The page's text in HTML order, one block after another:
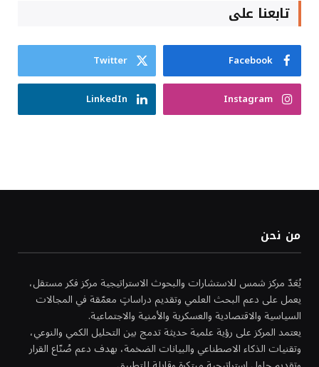
تابعنا على
Facebook
Twitter
Instagram
LinkedIn
من نحن
يُعَدّ مركز شمس للاستشارات والبحوث الاستراتيجية مركز فكر مستقل،
يعمل على دعم البحث العلمي وتقديم دراساتٍ معمّقة في المجالات
السياسية والاقتصادية والعسكرية والأمنية والاجتماعية.
يعتمد المركز على رؤية علمية حديثة تدمج بين التحليل الكمي والنوعي،
وتقنيات الذكاء الاصطناعي والبيانات الضخمة، بهدف دعم صُنّاع القرار